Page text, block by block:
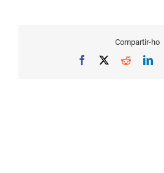
Compartir-ho
Facebook Reddit